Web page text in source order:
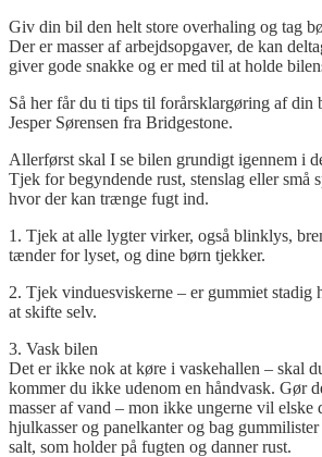
Giv din bil den helt store overhaling og tag
Derer masser af arbejdsopgaver, de kan
giver gode snakke og er med til at holde
Så her får du ti tips til forårsklargøring af din
Jesper Sørensen fra Bridgestone.
Allerførst skal I se bilen grundigt igennem i
Tjek for begyndende rust, stenslag eller små
hvor der kan trænge fugt ind.
1. Tjek at alle lygter virker, også blinklys,
tænder for lyset, og dine børn tjekker.
2. Tjek vinduesviskerne – er gummiet stadig
at skifte selv.
3. Vask bilen
Det er ikke nok at køre i vaskehallen – skal
kommer du ikke udenom en håndvask. Gør
masser af vand – mon ikke ungerne vil elske
hjulkasser og panelkanter og bag
salt, som holder på fugten og danner rust.